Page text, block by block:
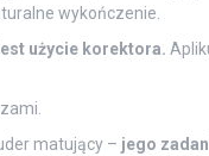
wykończenie.
użycie korektora.
matujący – jego